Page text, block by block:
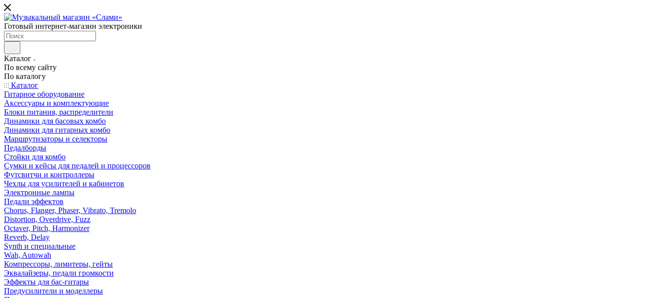
Готовый интернет-магазин электроники
Каталог
По всему сайту
По каталогу
Каталог
Гитарное оборудование
Аксессуары и комплектующие
Блоки питания, распределители
Динамики для басовых комбо
Динамики для гитарных комбо
Маршрутизаторы и селекторы
Педалборды
Стойки для комбо
Сумки и кейсы для педалей и процессоров
Футсвитчи и контроллеры
Чехлы для усилителей и кабинетов
Электронные лампы
Педали эффектов
Chorus, Flanger, Phaser, Vibrato, Tremolo
Distortion, Overdrive, Fuzz
Octaver, Pitch, Harmonizer
Reverb, Delay
Synth и специальные
Wah, Autowah
Компрессоры, лимитеры, гейты
Эквалайзеры, педали громкости
Эффекты для бас-гитары
Предусилители и моделлеры